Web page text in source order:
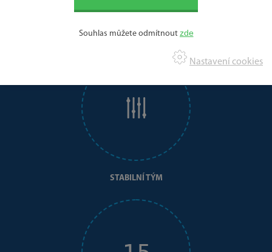
STAVBY NA KLÍČ
STABILNÍ TÝM
Souhlas můžete odmítnout
Nastavení cookies